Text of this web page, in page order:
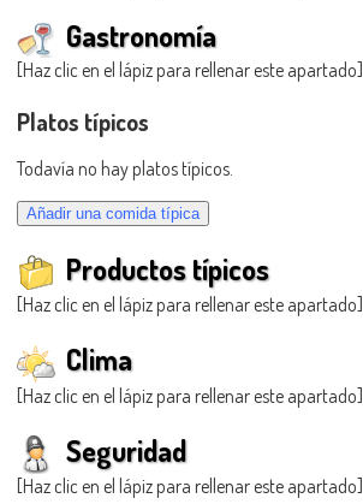
Gastronomía
[Haz clic en el lápiz para rellenar este apartado]
Platos típicos
Todavía no hay platos típicos.
Productos típicos
[Haz clic en el lápiz para rellenar este apartado]
Clima
[Haz clic en el lápiz para rellenar este apartado]
Seguridad
[Haz clic en el lápiz para rellenar este apartado]